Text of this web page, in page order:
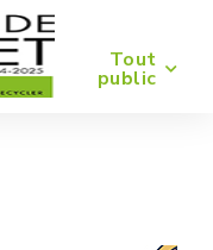
Tout
public